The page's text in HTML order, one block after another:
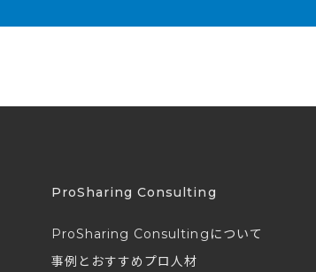
ProSharing Consulting
ProSharing Consultingについて
事例とおすすめプロ人材